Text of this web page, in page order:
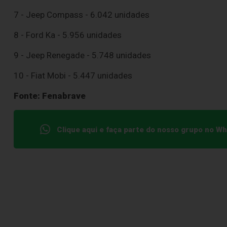
7 - Jeep Compass - 6.042 unidades
8 - Ford Ka - 5.956 unidades
9 - Jeep Renegade - 5.748 unidades
10 - Fiat Mobi - 5.447 unidades
Fonte: Fenabrave
Clique aqui e faça parte do nosso grupo no